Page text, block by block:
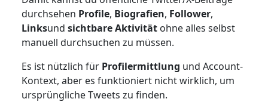
durchsehen Profile, Biografien, Follower,
Linksund sichtbare Aktivitätohne alles selbst
manuell durchsuchen zu müssen.
Es ist nützlich für Profilermittlung und Account-
Kontext, aber es funktioniert nicht wirklich, um
ursprüngliche Tweets zu finden.